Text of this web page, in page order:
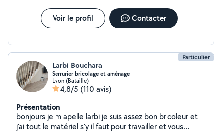
Voir le profil Contacter
Particulier
Larbi Bouchara
Serrurier bricolage et aménage
Lyon (Bataille)
4,8/5 (110 avis)
Présentation
bonjours je m apelle larbi je suis assez bon bricoleur et
j'ai tout le matériel s'y il faut pour travailler et vous